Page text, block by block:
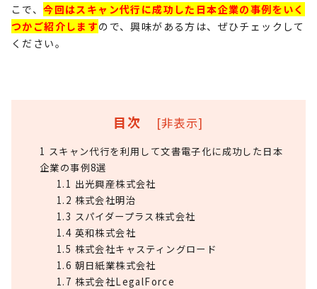
こで、今回はスキャン代行に成功した日本企業の事例をいく
つかご紹介しますので、興味がある方は、ぜひチェックして
ください。
目次 [非表示]
1 スキャン代行を利用して文書電子化に成功した日本
企業の事例8選
1.1 出光興産株式会社
1.2 株式会社明治
1.3 スパイダープラス株式会社
1.4 英和株式会社
1.5 株式会社キャスティングロード
1.6 朝日紙業株式会社
1.7 株式会社LegalForce